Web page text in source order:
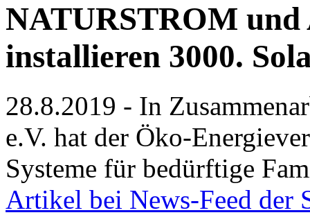
NATURSTROM
installieren 3000.
28.8.2019 - In
e.V. hat der Öko-
Systeme für bedürftige
Artikel bei News-Feed der